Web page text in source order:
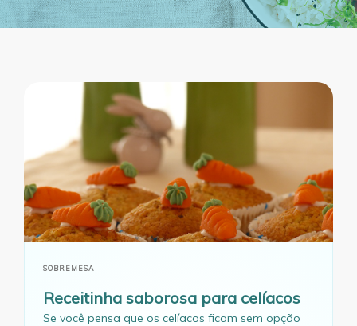
SOBREMESA
Receitinha saborosa para celíacos
Se você pensa que os celíacos ficam sem opção